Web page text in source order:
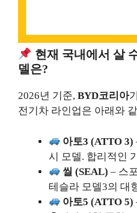
현재 국내에서 살
델은?
2026년 기준, BYD코리아
전기차 라인업은 아래와
아토3 (ATTO 3)
시 모델. 합리적인
씰 (SEAL) – 스
테슬라 모델3의 대
아토5 (ATTO 5)